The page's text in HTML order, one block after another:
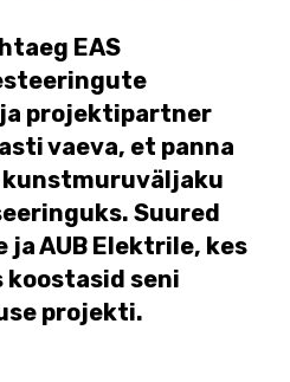
EAS
projektipartner
vaeva, et panna
Suured
AUB Elektrile, kes
koostasid seni
projekti.